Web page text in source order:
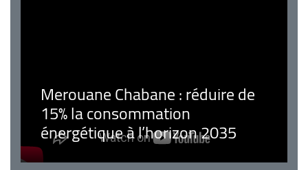
Merouane Chabane : réduire de
15% la consommation
énergétique à l’horizon 2035